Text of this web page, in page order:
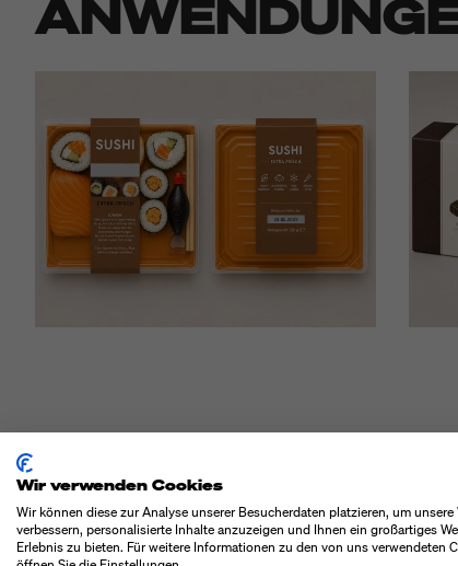
Wir verwenden Cookies
Wir können diese zur Analyse unserer Besucherdaten platzieren, um unsere
verbessern, personalisierte Inhalte anzuzeigen und Ihnen ein großartiges
Erlebnis zu bieten. Für weitere Informationen zu den von uns verwendeten